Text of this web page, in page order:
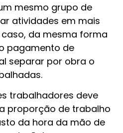
mesmo grupo de
atividades em mais
da mesma forma
pagamento de
separar por obra o
trabalhadores deve
proporção de trabalho
da hora da mão de